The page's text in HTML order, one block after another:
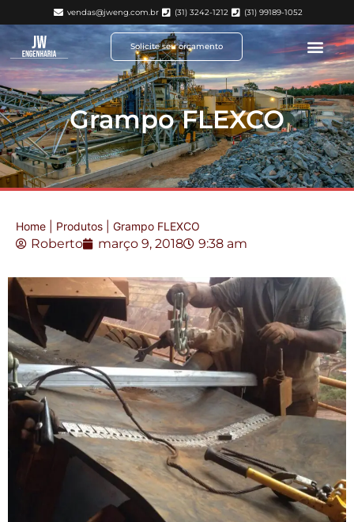
vendas@jweng.com.br (31) 3242-1212 (31) 99189-1052
Solicite seu orçamento
Grampo FLEXCO
Home Produtos Grampo FLEXCO
Roberto março 9, 2018 9:38 am